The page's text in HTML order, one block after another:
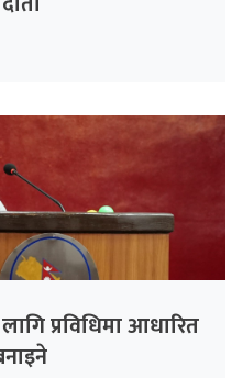
प्रविधिमा आधारित